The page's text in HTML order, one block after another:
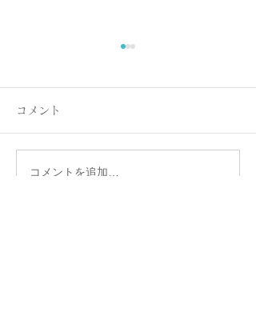
名古屋港ボートフィッシ
コメント
コメントを追加…